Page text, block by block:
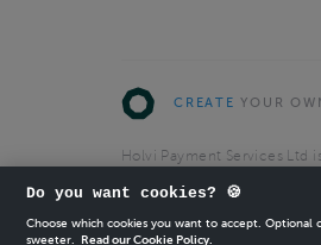
CREATE YOUR
Holvi Payment Services Ltd
Do you want cookies? 🍪
Choose which cookies you want to accept. Optional
sweeter.
Read our Cookie Policy.